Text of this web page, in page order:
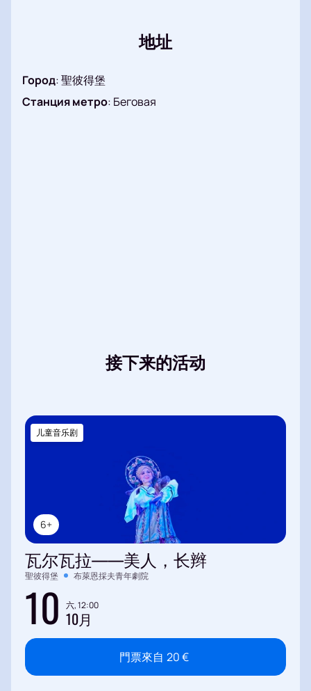
地址
Город:聖彼得堡
Станция метро: Беговая
接下来的活动
6+
儿童音乐剧
瓦尔瓦拉——美人，长辫
聖彼得堡 布萊恩採夫青年劇院
10 六, 12:00
10月
門票來自 20€